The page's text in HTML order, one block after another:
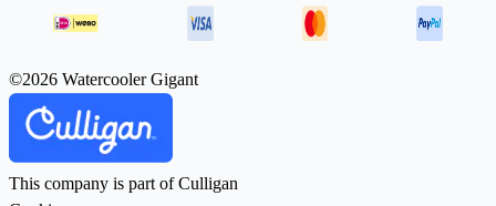
©2026 Watercooler Gigant
This company is part of Culligan